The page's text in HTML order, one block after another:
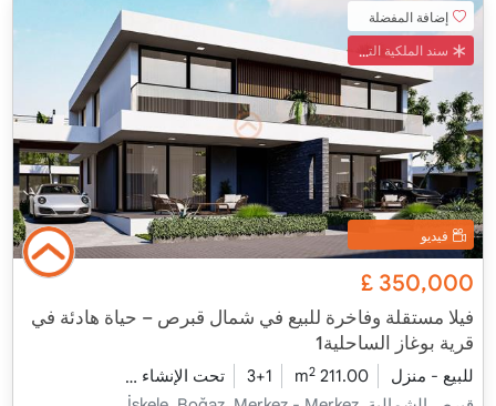
إضافة المفضلة
سند الملكية التركي
فيديو
350,000
£
فيلا مستقلة وفاخرة للبيع في شمال قبرص – حياة هادئة في
قرية بوغاز الساحلية1
للبيع - منزل 211.00 m
2
3+1 تحت الإنشاء